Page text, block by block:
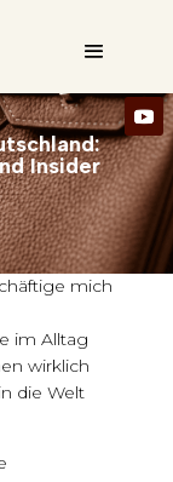
Insider
mich
im Alltag
wirklich
die Welt